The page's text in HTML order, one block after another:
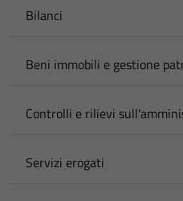
Bilanci
Beni immobili e gestione
Controlli e rilievi
Servizi erogati